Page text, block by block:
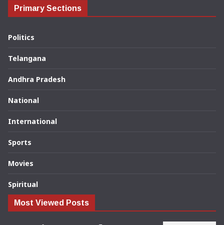
Primary Sections
Politics
Telangana
Andhra Pradesh
National
International
Sports
Movies
Spiritual
Most Viewed Posts